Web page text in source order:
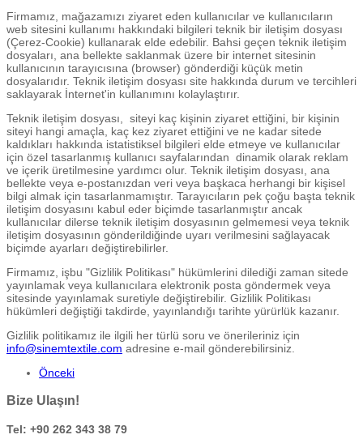
Firmamız, mağazamızı ziyaret eden kullanıcılar ve kullanıcıların
web sitesini kullanımı hakkındaki bilgileri teknik bir iletişim dosyası
(Çerez-Cookie) kullanarak elde edebilir. Bahsi geçen teknik iletişim
dosyaları, ana bellekte saklanmak üzere bir internet sitesinin
kullanıcının tarayıcısına (browser) gönderdiği küçük metin
dosyalarıdır. Teknik iletişim dosyası site hakkında durum ve tercihleri
saklayarak İnternet'in kullanımını kolaylaştırır.
Teknik iletişim dosyası, siteyi kaç kişinin ziyaret ettiğini, bir kişinin
siteyi hangi amaçla, kaç kez ziyaret ettiğini ve ne kadar sitede
kaldıkları hakkında istatistiksel bilgileri elde etmeye ve kullanıcılar
için özel tasarlanmış kullanıcı sayfalarından dinamik olarak reklam
ve içerik üretilmesine yardımcı olur. Teknik iletişim dosyası, ana
bellekte veya e-postanızdan veri veya başkaca herhangi bir kişisel
bilgi almak için tasarlanmamıştır. Tarayıcıların pek çoğu başta teknik
iletişim dosyasını kabul eder biçimde tasarlanmıştır ancak
kullanıcılar dilerse teknik iletişim dosyasının gelmemesi veya teknik
iletişim dosyasının gönderildiğinde uyarı verilmesini sağlayacak
biçimde ayarları değiştirebilirler.
Firmamız, işbu "Gizlilik Politikası" hükümlerini dilediği zaman sitede
yayınlamak veya kullanıcılara elektronik posta göndermek veya
sitesinde yayınlamak suretiyle değiştirebilir. Gizlilik Politikası
hükümleri değiştiği takdirde, yayınlandığı tarihte yürürlük kazanır.
Gizlilik politikamız ile ilgili her türlü soru ve önerileriniz için
info@sinemtextile.com adresine e-mail gönderebilirsiniz.
Önceki
Bize Ulaşın!
Tel: +90 262 343 38 79